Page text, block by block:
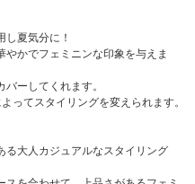
夏気分に！
かでフェミニンな印象を与えま
ーしてくれます。
ってスタイリングを変えられます。
る大人カジュアルなスタイリング